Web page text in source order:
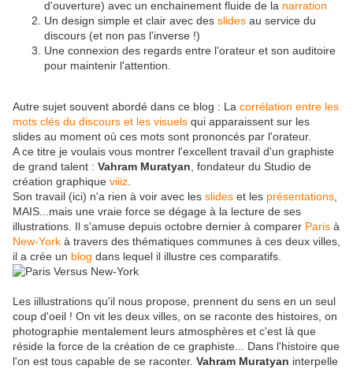
d'ouverture) avec un enchainement fluide de la narration
Un design simple et clair avec des slides au service du
discours (et non pas l'inverse !)
Une connexion des regards entre l'orateur et son auditoire
pour maintenir l'attention.
Autre sujet souvent abordé dans ce blog : La corrélation entre les
mots clés du discours et les visuels qui apparaissent sur les
slides au moment où ces mots sont prononcés par l'orateur.
A ce titre je voulais vous montrer l'excellent travail d'un graphiste
de grand talent : Vahram Muratyan , fondateur du Studio de
création graphique viiiz
Son travail (ici) n'a rien à voir avec les slides et les présentations
MAIS...mais une vraie force se dégage à la lecture de ses
illustrations. Il s'amuse depuis octobre dernier à comparer Paris à
New-York à travers des thématiques communes à ces deux villes,
il a crée un blog dans lequel il illustre ces comparatifs.
Les iillustrations qu'il nous propose, prennent du sens en un seul
coup d'oeil ! On vit les deux villes, on se raconte des histoires, on
photographie mentalement leurs atmosphères et c'est là que
réside la force de la création de ce graphiste... Dans l'histoire que
l'on est tous capable de se raconter. Vahram Muratyan interpelle